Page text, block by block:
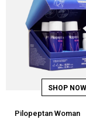
Pilopeptan Woman